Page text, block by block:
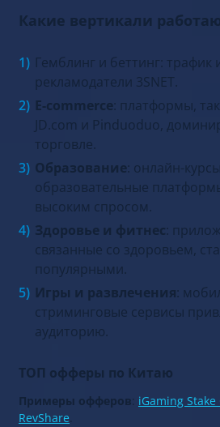
Какие вертикали
Гемблинг и беттинг: трафик
рекламодатели 3SNET.
E-commerce: платформы,
JD.com и Pinduoduo,
торговле.
Образование: онлайн-
образовательные
высоким спросом.
Здоровье и фитнес:
связанные со здоровьем,
популярными.
Игры и развлечения:
стриминговые сервисы
аудиторию.
ТОП офферы по Китаю
Примеры офферов: iGaming Stake
RevShare.